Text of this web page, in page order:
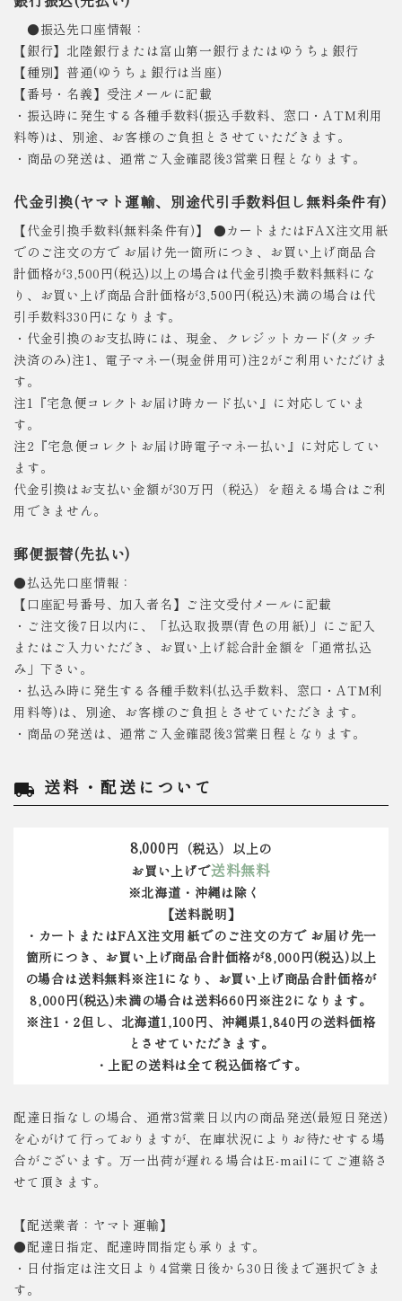
●振込先口座情報：
【銀行】北陸銀行または富山第一銀行またはゆうちょ銀行
【種別】普通(ゆうちょ銀行は当座)
【番号・名義】受注メールに記載
・振込時に発生する各種手数料(振込手数料、窓口・ATM利用
料等)は、別途、お客様のご負担とさせていただきます。
・商品の発送は、通常ご入金確認後3営業日程となります。
代金引換(ヤマト運輸、別途代引手数料但し無料条件有)
【代金引換手数料(無料条件有)】 ●カートまたはFAX注文用紙
でのご注文の方で お届け先一箇所につき、お買い上げ商品合
計価格が3,500円(税込)以上の場合は代金引換手数料無料にな
り、お買い上げ商品合計価格が3,500円(税込)未満の場合は代
引手数料330円になります。
・代金引換のお支払時には、現金、クレジットカード(タッチ
決済のみ)注1、電子マネー(現金併用可)注2がご利用いただけま
す。
注1『宅急便コレクトお届け時カード払い』に対応していま
す。
注2『宅急便コレクトお届け時電子マネー払い』に対応してい
ます。
代金引換はお支払い金額が30万円（税込）を超える場合はご利
用できません。
郵便振替(先払い)
●払込先口座情報：
【口座記号番号、加入者名】ご注文受付メールに記載
・ご注文後7日以内に、「払込取扱票(青色の用紙)」にご記入
またはご入力いただき、お買い上げ総合計金額を「通常払込
み」下さい。
・払込み時に発生する各種手数料(払込手数料、窓口・ATM利
用料等)は、別途、お客様のご負担とさせていただきます。
・商品の発送は、通常ご入金確認後3営業日程となります。
local_shipping 送料・配送について
8,000円（税込）以上の
お買い上げで送料無料
※北海道・沖縄は除く
【送料説明】
・カートまたはFAX注文用紙でのご注文の方で お届け先一
箇所につき、お買い上げ商品合計価格が8,000円(税込)以上
の場合は送料無料※注1になり、お買い上げ商品合計価格が
8,000円(税込)未満の場合は送料660円※注2になります。
※注1・2但し、北海道1,100円、沖縄県1,840円の送料価格
とさせていただきます。
・上記の送料は全て税込価格です。
配達日指なしの場合、通常3営業日以内の商品発送(最短日発送)
を心がけて行っておりますが、在庫状況によりお待たせする場
合がございます。万一出荷が遅れる場合はE-mailにてご連絡さ
せて頂きます。
【配送業者：ヤマト運輸】
●配達日指定、配達時間指定も承ります。
・日付指定は注文日より4営業日後から30日後まで選択できま
す。